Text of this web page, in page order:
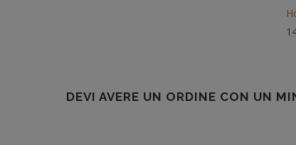
DEVI AVERE UN ORDINE CON UN